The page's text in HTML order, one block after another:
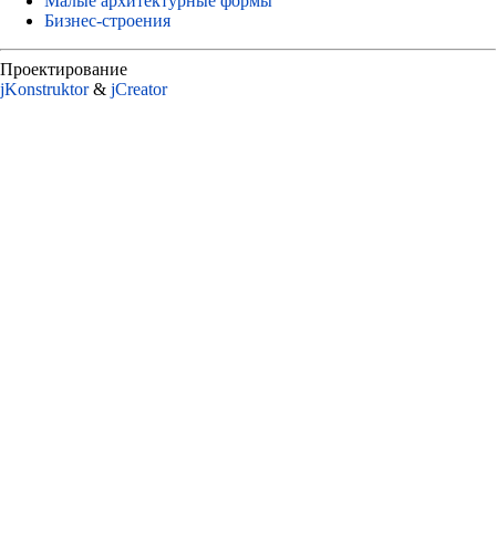
Бизнес-строения
Проектирование
jKonstruktor& jСreator